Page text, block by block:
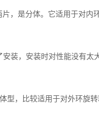
，是分体。它适用于对内
装，安装时对性能没有太
型，比较适用于对外环旋